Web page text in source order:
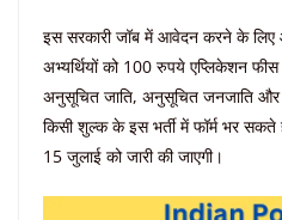
इस सरकारी जॉब में आवेदन करने के लिए
अभ्यर्थियों को 100 रुपये एप्लिकेशन फीस
अनुसूचित जाति, अनुसूचित जनजाति और
किसी शुल्क के इस भर्ती में फॉर्म भर
15 जुलाई को जारी की जाएगी।